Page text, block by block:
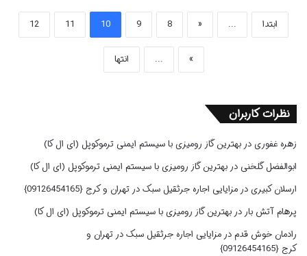
ابتدا ...
«
8
9
10
11
12
»
... انتها
نظرات کاربران
زهره غفوریدربهترین گاز رومیزی با سیستم ایمنی ترموکوپل (ای ال کا)
ابوالفضل گلخنی دربهترین گاز رومیزی با سیستم ایمنی ترموکوپل (ای ال کا)
ارسلان کبیریدرمزایایی اجاره جرثقیل سبک در تهران و کرج {09126454165}
پرهام آتش باردربهترین گاز رومیزی با سیستم ایمنی ترموکوپل (ای ال کا)
رادمان خوش قدمدرمزایایی اجاره جرثقیل سبک در تهران و
کرج {09126454165}